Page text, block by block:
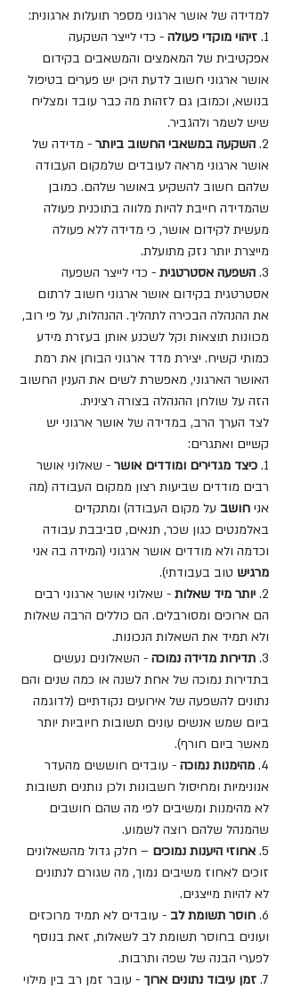
למדידה של אושר ארגוני מספר תועלות ארגונית:
1. זיהוי מוקדי פעולה - כדי לייצר השקעה
אפקטיבית של המאמצים והמשאבים בקידום
אושר ארגוני חשוב לדעת היכן יש פערים בטיפול
בנושא, וכמובן גם לזהות מה כבר עובד ומצליח
שיש לשמר ולהגביר.
2. השקעה במשאבי החשוב ביותר - מדידה של
אושר ארגוני מראה לעובדים שלמקום העבודה
שלהם חשוב להשקיע באושר שלהם. כמובן
שהמדידה חייבת להיות מלווה בתוכנית פעולה
מעשית לקידום אושר, כי מדידה ללא פעולה
מייצרת יותר נזק מתועלת.
3. השפעה אסטרטגית - כדי לייצר השפעה
אסטרטגית בקידום אושר ארגוני חשוב לרתום
את ההנהלה הבכירה לתהליך. ההנהלות, על פי רוב,
מכוונות תוצאות וקל לשכנע אותן בעזרת מידע
כמותי קשיח. יצירת מדד ארגוני הבוחן את רמת
האושר הארגוני, מאפשרת לשים את הענין החשוב
הזה על שולחן ההנהלה בצורה רצינית.
לצד הערך הרב, במדידה של אושר ארגוני יש
קשיים ואתגרים:
1. כיצד מגדירים ומודדים אושר - שאלוני אושר
רבים מודדים שביעות רצון ממקום העבודה (מה
אני חושב על מקום העבודה) ומתקדים
באלמנטים כגון שכר, תנאים, סביבבת עבודה
וכדמה ולא מודדים אושר ארגוני (המידה בה אני
מרגיש טוב בעבודתי).
2. יותר מיד שאלות - שאלוני אושר ארגוני רבים
הם ארוכים ומסורבלים. הם כוללים הרבה שאלות
ולא תמיד את השאלות הנכונות.
3. תדירות מדידה נמוכה - השאלונים נעשים
בתדירות נמוכה של אחת לשנה או כמה שנים והם
נתונים להשפעה של אירועים נקודתיים (לדוגמה
ביום שמש אנשים עונים תשובות חיוביות יותר
מאשר ביום חורף).
4. מהימנות נמוכה - עובדים חוששים מהעדר
אנונימיות ומחיסול חשבונות ולכן נותנים תשובות
לא מהימנות ומשיבים לפי מה שהם חושבים
שהמנהל שלהם רוצה לשמוע.
5. אחוזי היענות נמוכים – חלק גדול מהשאלונים
זוכים לאחוז משיבים נמוך, מה שגורם לנתונים
לא להיות מייצגים.
6. חוסר תשומת לב - עובדים לא תמיד מרוכזים
ועונים בחוסר תשומת לב לשאלות, זאת בנוסף
לפערי הבנה של שפה ותרבות.
7. זמן עיבוד נתונים ארוך - עובר זמן רב בין מילוי